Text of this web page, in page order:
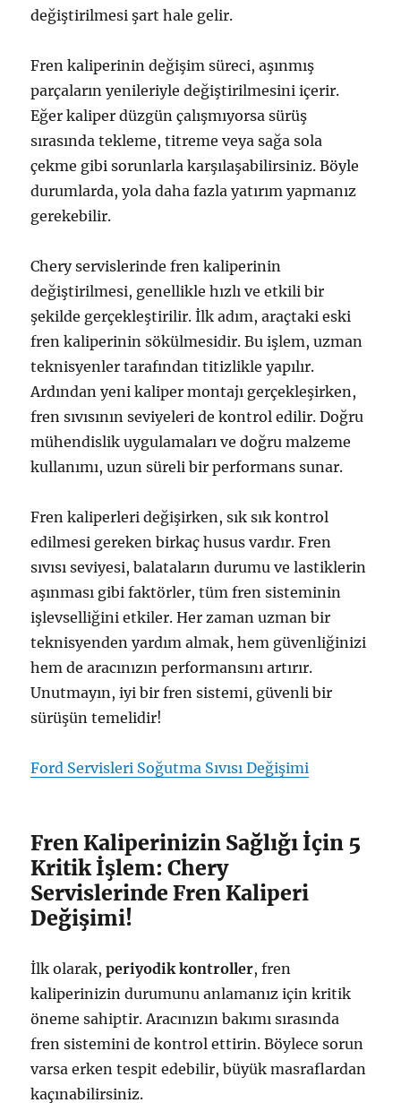
değiştirilmesi şart hale gelir.
Fren kaliperinin değişim süreci, aşınmış
parçaların yenileriyle değiştirilmesini içerir.
Eğer kaliper düzgün çalışmıyorsa sürüş
sırasında tekleme, titreme veya sağa sola
çekme gibi sorunlarla karşılaşabilirsiniz. Böyle
durumlarda, yola daha fazla yatırım yapmanız
gerekebilir.
Chery servislerinde fren kaliperinin
değiştirilmesi, genellikle hızlı ve etkili bir
şekilde gerçekleştirilir. İlk adım, araçtaki eski
fren kaliperinin sökülmesidir. Bu işlem, uzman
teknisyenler tarafından titizlikle yapılır.
Ardından yeni kaliper montajı gerçekleşirken,
fren sıvısının seviyeleri de kontrol edilir. Doğru
mühendislik uygulamaları ve doğru malzeme
kullanımı, uzun süreli bir performans sunar.
Fren kaliperleri değişirken, sık sık kontrol
edilmesi gereken birkaç husus vardır. Fren
sıvısı seviyesi, balataların durumu ve lastiklerin
aşınması gibi faktörler, tüm fren sisteminin
işlevselliğini etkiler. Her zaman uzman bir
teknisyenden yardım almak, hem güvenliğinizi
hem de aracınızın performansını artırır.
Unutmayın, iyi bir fren sistemi, güvenli bir
sürüşün temelidir!
Ford Servisleri Soğutma Sıvısı Değişimi
Fren Kaliperinizin Sağlığı İçin 5
Kritik İşlem: Chery
Servislerinde Fren Kaliperi
Değişimi!
İlk olarak,periyodik kontroller, fren
kaliperinizin durumunu anlamanız için kritik
öneme sahiptir. Aracınızın bakımı sırasında
fren sistemini de kontrol ettirin. Böylece sorun
varsa erken tespit edebilir, büyük masraflardan
kaçınabilirsiniz.